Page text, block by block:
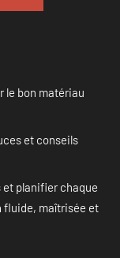
le bon matériau
et conseils
et planifier chaque
fluide, maîtrisée et